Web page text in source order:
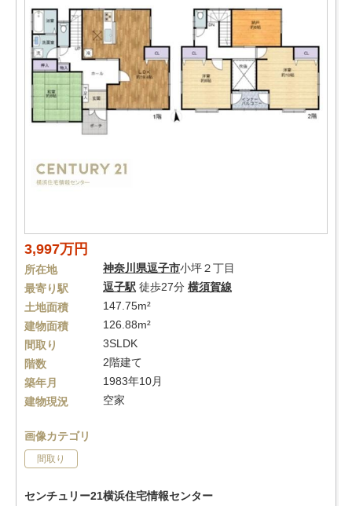
3,997万円
所在地 神奈川県逗子市小坪２丁目
最寄り駅
逗子駅 徒歩27分 横須賀線
土地面積
147.75m²
建物面積
126.88m²
間取り
3SLDK
階数
2階建て
築年月
1983年10月
建物現況
空家
画像カテゴリ
間取り
センチュリー21横浜住宅情報センター